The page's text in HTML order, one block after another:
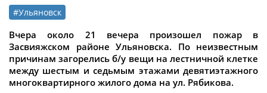
#Ульяновск
Вчера около 21 вечера произошел пожар в
Засвияжском районе Ульяновска. По неизвестным
причинам загорелись б/у вещи на лестничной клетке
между шестым и седьмым этажами девятиэтажного
многоквартирного жилого дома на ул. Рябикова.